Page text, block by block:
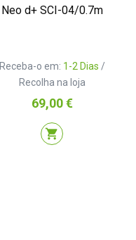
Neo d+ SCI-04/0.7m
Receba-o em: 1-2 Dias /
Recolha na loja
Preço
69,00 €
shopping_cart